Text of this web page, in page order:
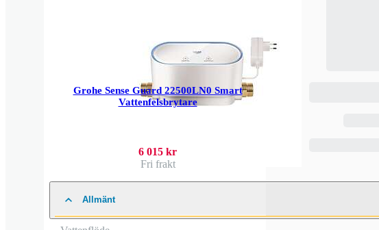
Grohe Sense Guard 22500LN0 Smart
Vattenfelsbrytare
6 015 kr
Fri frakt
Allmänt